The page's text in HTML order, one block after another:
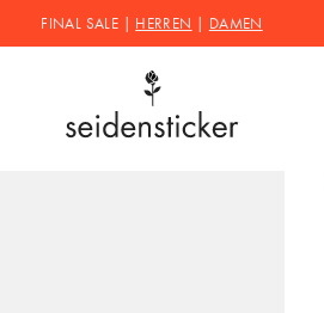
FINAL SALE | HERREN DAMEN